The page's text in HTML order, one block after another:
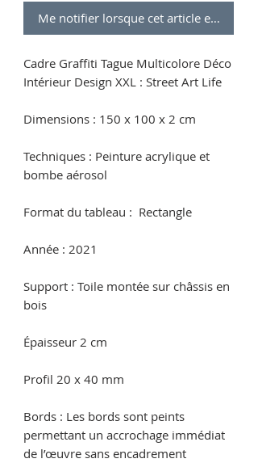
Me notifier lorsque cet article est
Cadre Graffiti Tague Multicolore Déco
Intérieur Design XXL : Street Art Life
Dimensions : 150 x 100 x 2 cm
Techniques : Peinture acrylique et
bombe aérosol
Format du tableau : Rectangle
Année : 2021
Support : Toile montée sur châssis en
bois
Épaisseur 2 cm
Profil 20 x 40 mm
Bords : Les bords sont peints
permettant un accrochage immédiat
de l’œuvre sans encadrement